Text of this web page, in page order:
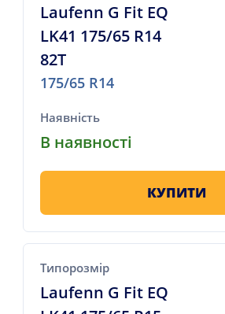
Laufenn G Fit EQ
LK41 175/65 R14
82T
175/65 R14
Наявність
В наявності
КУПИТИ
Типорозмір
Laufenn G Fit EQ